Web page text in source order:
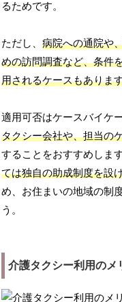
るためです。
ただし、病院への通院や
めの訪問調査など、条件
用されるケースもありま
適用可否はケースバイケ
タクシー会社や、担当の
することをおすすめしま
ては独自の助成制度を設
め、お住まいの地域の制
う。
介護タクシー利用のメ